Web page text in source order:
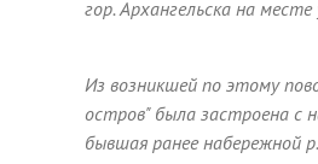
гор. Архангельска на
Из возникшей по этому
остров" была застроена с
бывшая ранее набережной